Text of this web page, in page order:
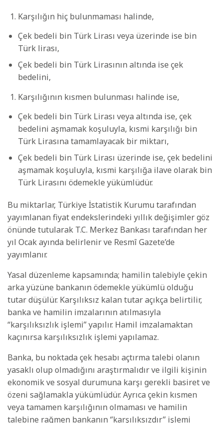
Karşılığın hiç bulunmaması halinde,
Çek bedeli bin Türk Lirası veya üzerinde ise bin
Türk lirası,
Çek bedeli bin Türk Lirasının altında ise çek
bedelini,
Karşılığının kısmen bulunması halinde ise,
Çek bedeli bin Türk Lirası veya altında ise, çek
bedelini aşmamak koşuluyla, kısmi karşılığı bin
Türk Lirasına tamamlayacak bir miktarı,
Çek bedeli bin Türk Lirası üzerinde ise, çek bedelini
aşmamak koşuluyla, kısmi karşılığa ilave olarak bin
Türk Lirasını ödemekle yükümlüdür.
Bu miktarlar, Türkiye İstatistik Kurumu tarafından
yayımlanan fiyat endekslerindeki yıllık değişimler göz
önünde tutularak T.C. Merkez Bankası tarafından her
yıl Ocak ayında belirlenir ve Resmî Gazete’de
yayımlanır.
Yasal düzenleme kapsamında; hamilin talebiyle çekin
arka yüzüne bankanın ödemekle yükümlü olduğu
tutar düşülür. Karşılıksız kalan tutar açıkça belirtilir,
banka ve hamilin imzalarının atılmasıyla
“karşılıksızlık işlemi” yapılır. Hamil imzalamaktan
kaçınırsa karşılıksızlık işlemi yapılamaz.
Banka, bu noktada çek hesabı açtırma talebi olanın
yasaklı olup olmadığını araştırmalıdır ve ilgili kişinin
ekonomik ve sosyal durumuna karşı gerekli basiret ve
özeni sağlamakla yükümlüdür. Ayrıca çekin kısmen
veya tamamen karşılığının olmaması ve hamilin
talebine rağmen bankanın ‘’karşılıksızdır’’ işlemi